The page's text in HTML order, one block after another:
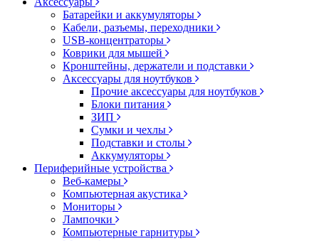
Батарейки и аккумуляторы
Кабели, разъемы, переходники
USB-концентраторы
Коврики для мышей
Кронштейны, держатели и подставки
Аксессуары для ноутбуков
Прочие аксессуары для ноутбуков
Блоки питания
ЗИП
Сумки и чехлы
Подставки и столы
Аккумуляторы
Периферийные устройства
Веб-камеры
Компьютерная акустика
Мониторы
Лампочки
Компьютерные гарнитуры